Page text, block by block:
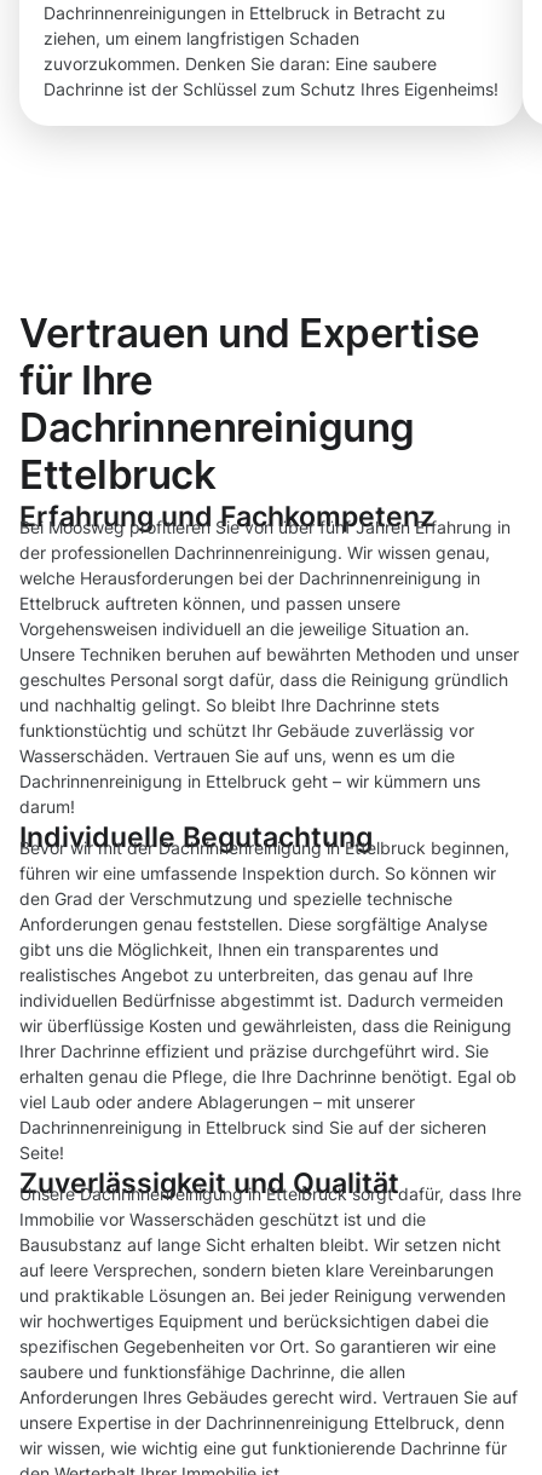
Dachrinnenreinigungen in Ettelbruck in Betracht zu
ziehen, um einem langfristigen Schaden
zuvorzukommen. Denken Sie daran: Eine saubere
Dachrinne ist der Schlüssel zum Schutz Ihres Eigenheims!
Vertrauen und Expertise
für Ihre
Dachrinnenreinigung
Ettelbruck
Erfahrung und Fachkompetenz
Bei Moosweg profitieren Sie von über fünf Jahren Erfahrung in
der professionellen Dachrinnenreinigung. Wir wissen genau,
welche Herausforderungen bei der Dachrinnenreinigung in
Ettelbruck auftreten können, und passen unsere
Vorgehensweisen individuell an die jeweilige Situation an.
Unsere Techniken beruhen auf bewährten Methoden und unser
geschultes Personal sorgt dafür, dass die Reinigung gründlich
und nachhaltig gelingt. So bleibt Ihre Dachrinne stets
funktionstüchtig und schützt Ihr Gebäude zuverlässig vor
Wasserschäden. Vertrauen Sie auf uns, wenn es um die
Dachrinnenreinigung in Ettelbruck geht – wir kümmern uns
darum!
Individuelle Begutachtung
Bevor wir mit der Dachrinnenreinigung in Ettelbruck beginnen,
führen wir eine umfassende Inspektion durch. So können wir
den Grad der Verschmutzung und spezielle technische
Anforderungen genau feststellen. Diese sorgfältige Analyse
gibt uns die Möglichkeit, Ihnen ein transparentes und
realistisches Angebot zu unterbreiten, das genau auf Ihre
individuellen Bedürfnisse abgestimmt ist. Dadurch vermeiden
wir überflüssige Kosten und gewährleisten, dass die Reinigung
Ihrer Dachrinne effizient und präzise durchgeführt wird. Sie
erhalten genau die Pflege, die Ihre Dachrinne benötigt. Egal ob
viel Laub oder andere Ablagerungen – mit unserer
Dachrinnenreinigung in Ettelbruck sind Sie auf der sicheren
Seite!
Zuverlässigkeit und Qualität
Unsere Dachrinnenreinigung in Ettelbruck sorgt dafür, dass Ihre
Immobilie vor Wasserschäden geschützt ist und die
Bausubstanz auf lange Sicht erhalten bleibt. Wir setzen nicht
auf leere Versprechen, sondern bieten klare Vereinbarungen
und praktikable Lösungen an. Bei jeder Reinigung verwenden
wir hochwertiges Equipment und berücksichtigen dabei die
spezifischen Gegebenheiten vor Ort. So garantieren wir eine
saubere und funktionsfähige Dachrinne, die allen
Anforderungen Ihres Gebäudes gerecht wird. Vertrauen Sie auf
unsere Expertise in der Dachrinnenreinigung Ettelbruck, denn
wir wissen, wie wichtig eine gut funktionierende Dachrinne für